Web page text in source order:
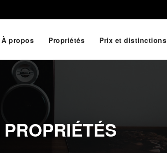
À propos Propriétés Prix et distinctions
PROPRIÉTÉS